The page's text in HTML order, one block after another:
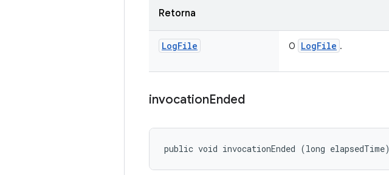
Retorna
LogFile O LogFile .
invocationEnded
public void invocationEnded (long elapsedTime)